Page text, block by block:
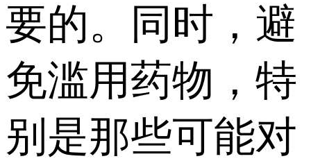
要的。同时，避
免滥用药物，特
别是那些可能对